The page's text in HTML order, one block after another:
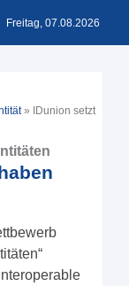
Freitag, 07.08.2026
»
IDunion setzt